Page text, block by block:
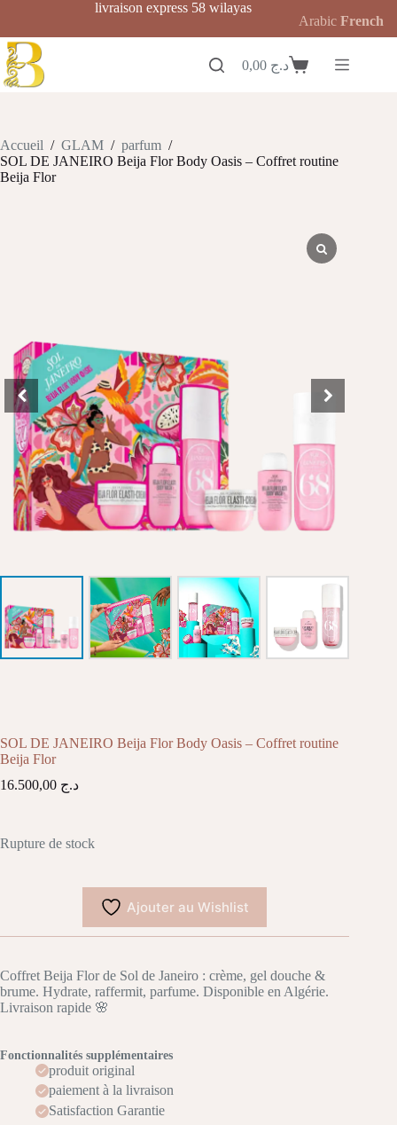
contenu
livraison express 58 wilayas
Panierد.ج
Accueil / GLAM / parfum /
SOL DE JANEIRO Beija Flor Body Oasis – Coffret routine
Beija Flor
SOL DE JANEIRO Beija Flor Body Oasis – Coffret routine
Beija Flor
د.ج
Rupture de stock
Ajouter au Wishlist
Coffret Beija Flor de Sol de Janeiro : crème, gel douche &
brume. Hydrate, raffermit, parfume. Disponible en Algérie.
Livraison rapide 🌸
Fonctionnalités supplémentaires
produit original
paiement à la livraison
Satisfaction Garantie
Arabic French